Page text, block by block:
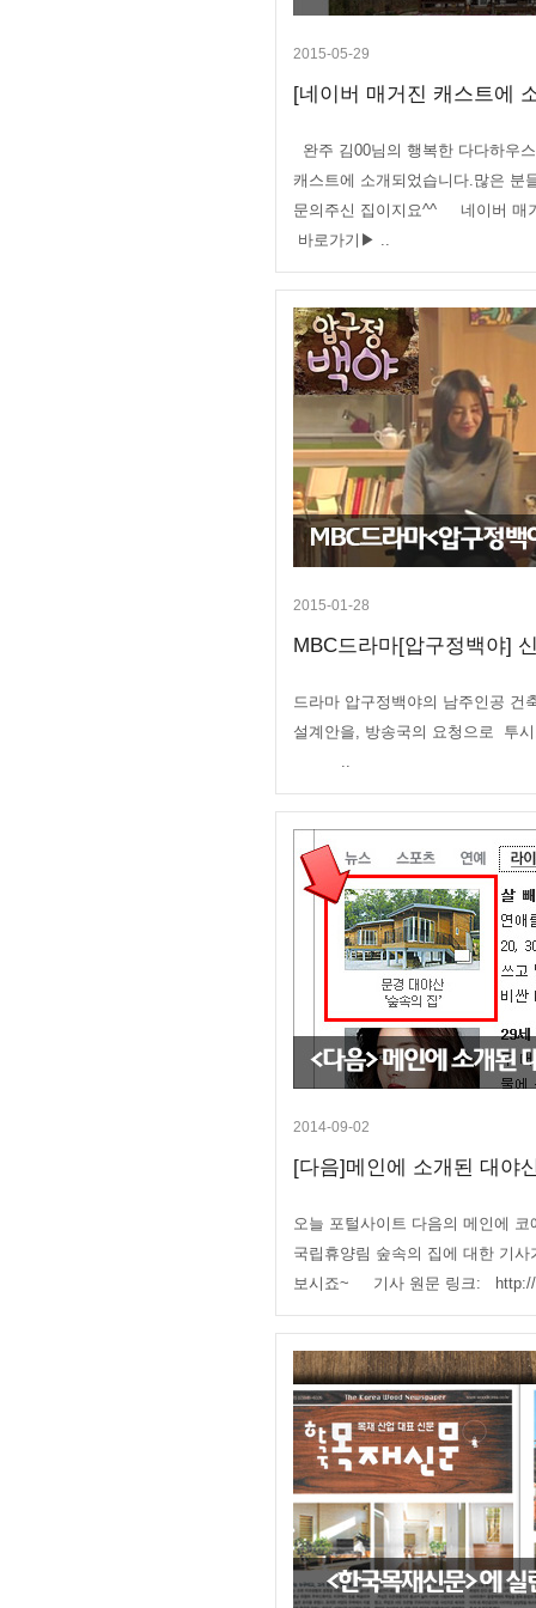
2015-05-29
[네이버 매거진 캐스트에
완주 김00님의 행복한 다다하우
캐스트에 소개되었습니다.많은 분
문의주신 집이지요^^ 네이버 매
바로가기▶ ..
2015-01-28
MBC드라마[압구정백야]
드라마 압구정백야의 남주인공 건
설계안을, 방송국의 요청으로 투
..
2014-09-02
[다음]메인에 소개된 대야
오늘 포털사이트 다음의 메인에
국립휴양림 숲속의 집에 대한 기
보시죠~ 기사 원문 링크: http://